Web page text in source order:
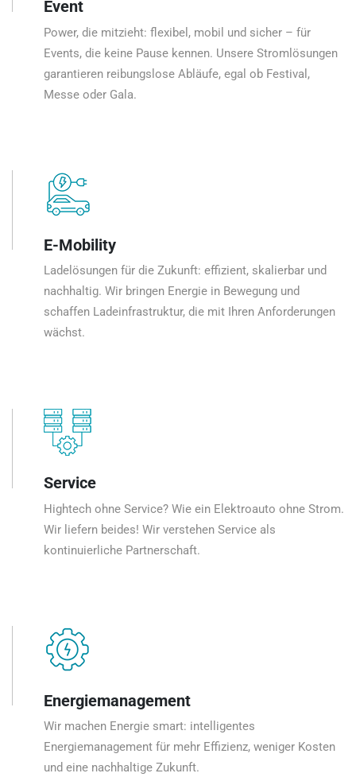
Event
Power, die mitzieht: flexibel, mobil und sicher – für
Events, die keine Pause kennen. Unsere Stromlösungen
garantieren reibungslose Abläufe, egal ob Festival,
Messe oder Gala.
E-Mobility
Ladelösungen für die Zukunft: effizient, skalierbar und
nachhaltig. Wir bringen Energie in Bewegung und
schaffen Ladeinfrastruktur, die mit Ihren Anforderungen
wächst.
Service
Hightech ohne Service? Wie ein Elektroauto ohne Strom.
Wir liefern beides! Wir verstehen Service als
kontinuierliche Partnerschaft.
Energiemanagement
Wir machen Energie smart: intelligentes
Energiemanagement für mehr Effizienz, weniger Kosten
und eine nachhaltige Zukunft.